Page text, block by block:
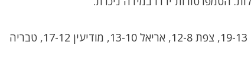
בירושלים 13-9, תל אביב 19-14, חיפה 18-13, באר שבע 19-13, צפת 12-8, אריאל 13-10, מודיעין 17-12, טבריה